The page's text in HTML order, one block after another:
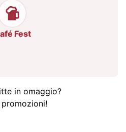
Fest
in omaggio?